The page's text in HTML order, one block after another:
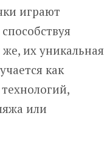
играют
их уникальная
как
или